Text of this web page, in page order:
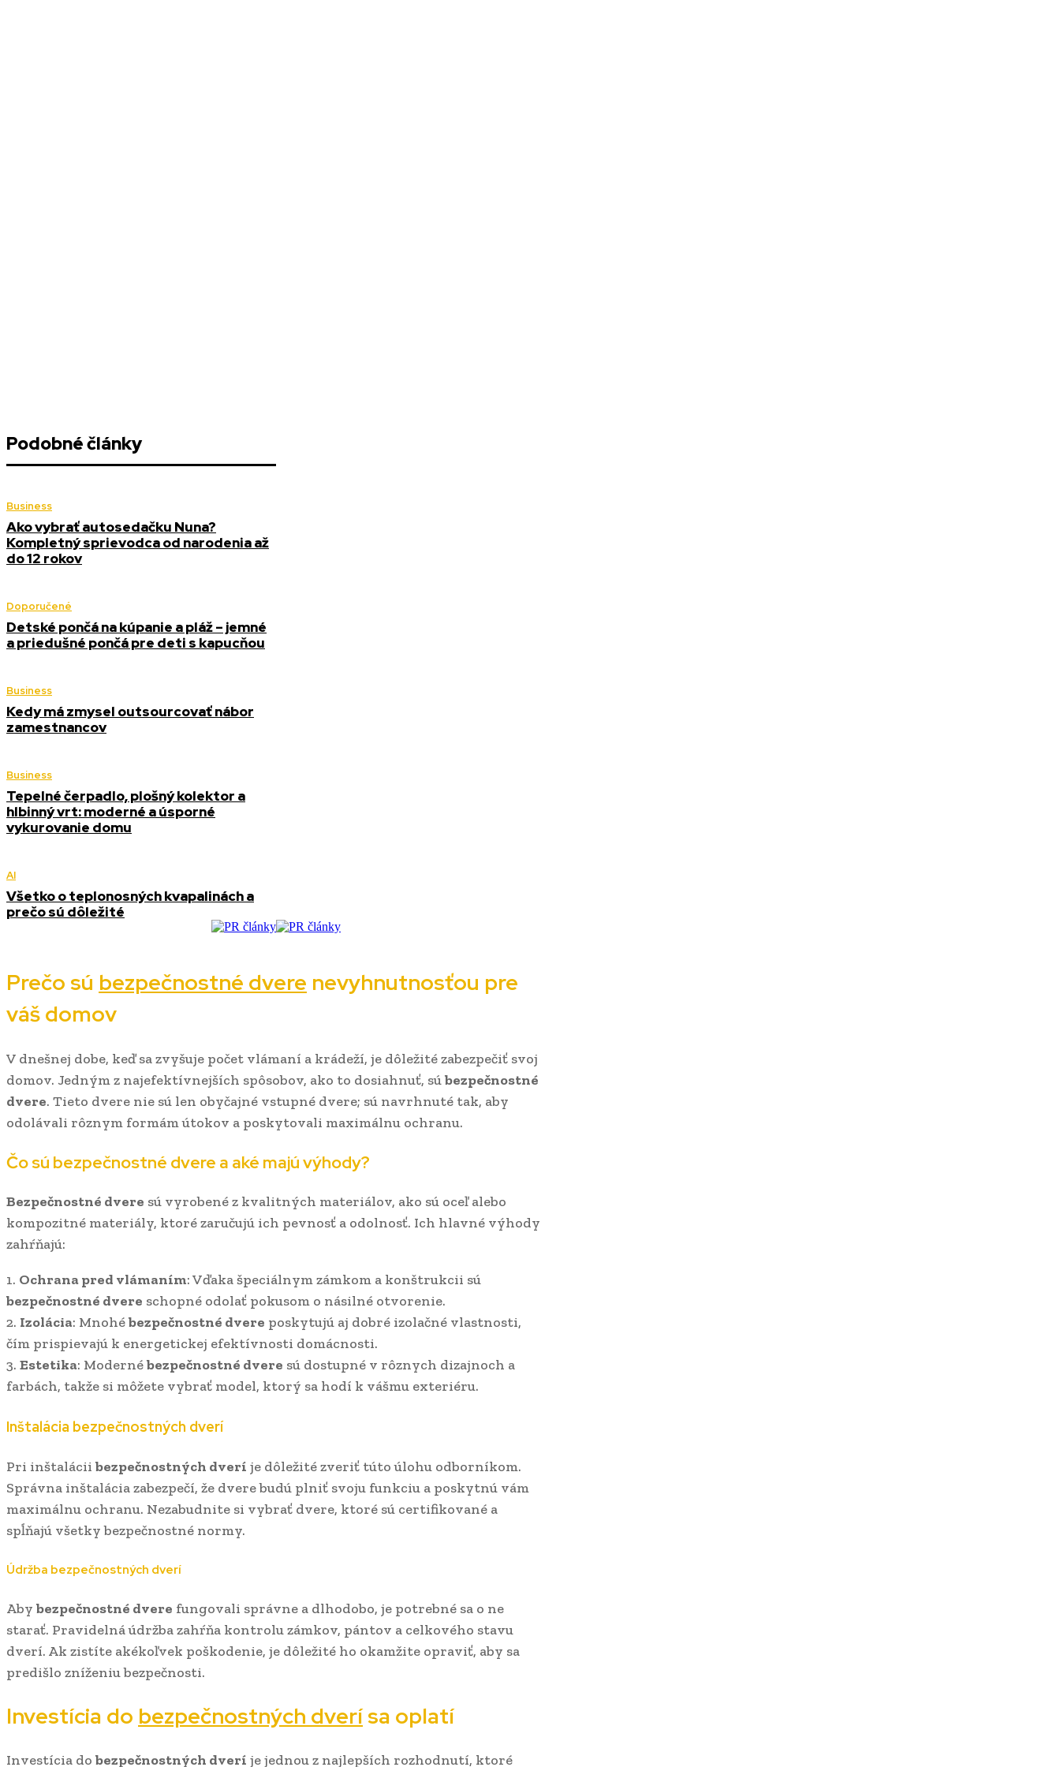
Podobné články
Business
Ako vybrať autosedačku Nuna?
Kompletný sprievodca od narodenia až
do 12 rokov
Doporučené
Detské pončá na kúpanie a pláž – jemné
a priedušné pončá pre deti s kapucňou
Business
Kedy má zmysel outsourcovať nábor
zamestnancov
Business
Tepelné čerpadlo, plošný kolektor a
hlbinný vrt: moderné a úsporné
vykurovanie domu
AI
Všetko o teplonosných kvapalinách a
prečo sú dôležité
Prečo sú bezpečnostné dvere nevyhnutnosťou pre
váš domov
V dnešnej dobe, keď sa zvyšuje počet vlámaní a krádeží, je dôležité zabezpečiť svoj
domov. Jedným z najefektívnejších spôsobov, ako to dosiahnuť, súbezpečnostné
dvere. Tieto dvere nie sú len obyčajné vstupné dvere; sú navrhnuté tak, aby
odolávali rôznym formám útokov a poskytovali maximálnu ochranu.
Čo sú bezpečnostné dvere a aké majú výhody?
Bezpečnostné dvere sú vyrobené z kvalitných materiálov, ako sú oceľ alebo
kompozitné materiály, ktoré zaručujú ich pevnosť a odolnosť. Ich hlavné výhody
zahŕňajú:
1. Ochrana pred vlámaním: Vďaka špeciálnym zámkom a konštrukcii sú
bezpečnostné dvere schopné odolať pokusom o násilné otvorenie.
2. Izolácia: Mnohébezpečnostné dvere poskytujú aj dobré izolačné vlastnosti,
čím prispievajú k energetickej efektívnosti domácnosti.
3. Estetika: Modernébezpečnostné dvere sú dostupné v rôznych dizajnoch a
farbách, takže si môžete vybrať model, ktorý sa hodí k vášmu exteriéru.
Inštalácia bezpečnostných dverí
Pri inštalácii bezpečnostných dverí je dôležité zveriť túto úlohu odborníkom.
Správna inštalácia zabezpečí, že dvere budú plniť svoju funkciu a poskytnú vám
maximálnu ochranu. Nezabudnite si vybrať dvere, ktoré sú certifikované a
spĺňajú všetky bezpečnostné normy.
Údržba bezpečnostných dverí
Aby bezpečnostné dvere fungovali správne a dlhodobo, je potrebné sa o ne
starať. Pravidelná údržba zahŕňa kontrolu zámkov, pántov a celkového stavu
dverí. Ak zistíte akékoľvek poškodenie, je dôležité ho okamžite opraviť, aby sa
predišlo zníženiu bezpečnosti.
Investícia do bezpečnostných dverísa oplatí
Investícia do bezpečnostných dverí je jednou z najlepších rozhodnutí, ktoré